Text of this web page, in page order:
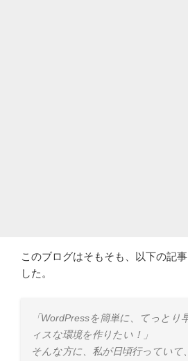
このブログはそもそも、以下の記
した。
「WordPressを簡単に、てっと
ィスな環境を作りたい！」
そんな方に、私が日頃行っていて